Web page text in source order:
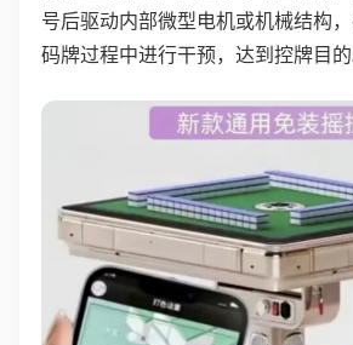
号后驱动内部微型电机或机械结构，
码牌过程中进行干预，达到控牌目的